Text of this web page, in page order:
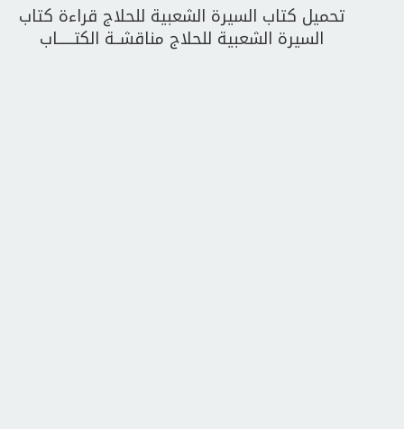
تحميل كتاب السيرة الشعبية للحلاج قراءة كتاب
السيرة الشعبية للحلاج مناقشــة الكتــــــاب